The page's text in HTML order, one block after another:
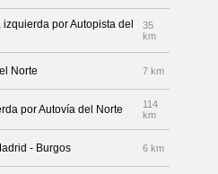
por Autopista del
35
km
Norte 7 km
por Autovía del Norte
114
km
- Burgos 6 km